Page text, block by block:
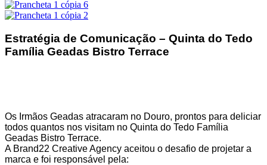
Estratégia de Comunicação – Quinta do Tedo
Família Geadas Bistro Terrace
Os Irmãos Geadas atracaram no Douro, prontos para deliciar
todos quantos nos visitam no Quinta do Tedo Família
Geadas Bistro Terrace.
A Brand22 Creative Agency aceitou o desafio de projetar a
marca e foi responsável pela: